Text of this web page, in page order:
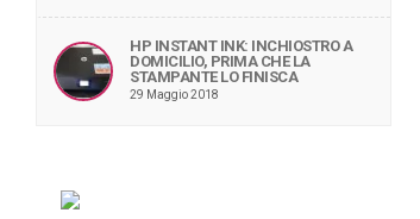
HP INSTANT INK: INCHIOSTRO A
DOMICILIO, PRIMA CHE LA
STAMPANTE LO FINISCA
29 Maggio 2018